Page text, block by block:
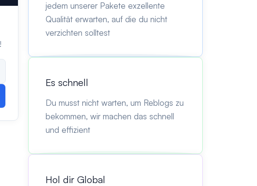
jedem unserer Pakete exzellente
Qualität erwarten, auf die du nicht
verzichten solltest
Es schnell
Du musst nicht warten, um Reblogs zu
bekommen, wir machen das schnell
und effizient
Hol dir Global